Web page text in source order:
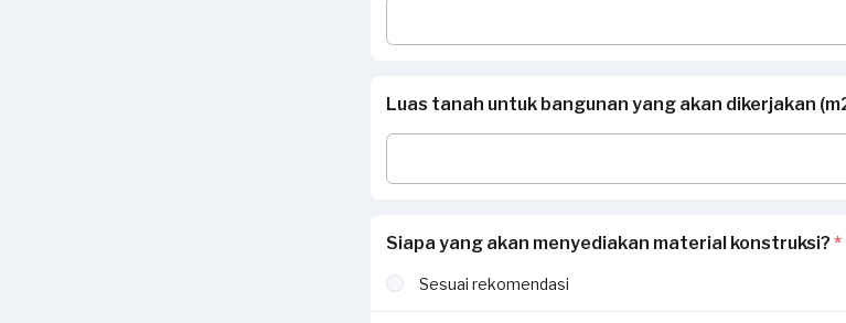
Luas tanah untuk bangunan yang akan dikerjakan
Siapa yang akan menyediakan material konstruksi? *
Sesuai rekomendasi